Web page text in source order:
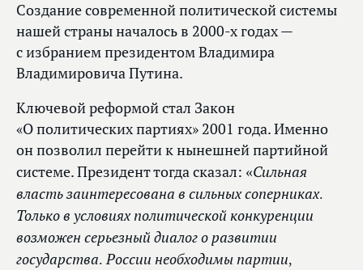
Создание современной политической системы
нашей страны началось в 2000-х годах —
с избранием президентом Владимира
Владимировича Путина.
Ключевой реформой стал Закон
«О политических партиях» 2001 года. Именно
он позволил перейти к нынешней партийной
системе. Президент тогда сказал: «Сильная
власть заинтересована в сильных соперниках.
Только в условиях политической конкуренции
возможен серьезный диалог о развитии
государства. России необходимы партии,